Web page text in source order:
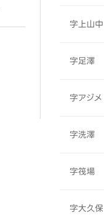
字上山中
字足澤
字アジメ
字洗澤
字筏場
字大久保